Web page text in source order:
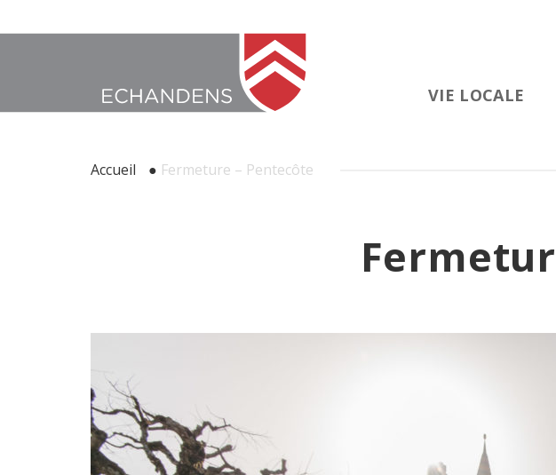
VIE LOCALE
Accueil ● Fermeture – Pentecôte